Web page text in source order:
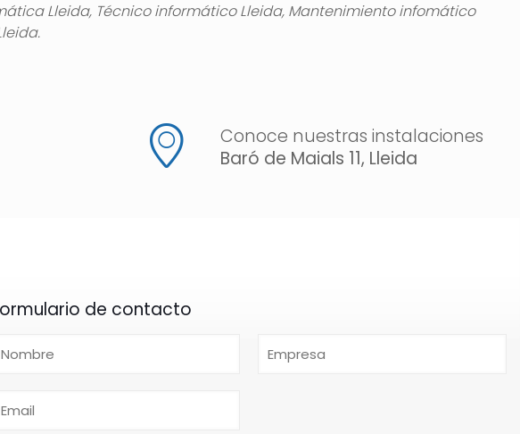
Lleida, Técnico informático Lleida, Mantenimiento infomático
Conoce nuestras instalaciones
Baró de Maials 11, Lleida
de contacto